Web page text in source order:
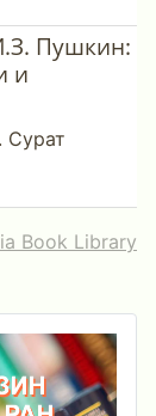
Пушкин:
и
Сурат
Book Library